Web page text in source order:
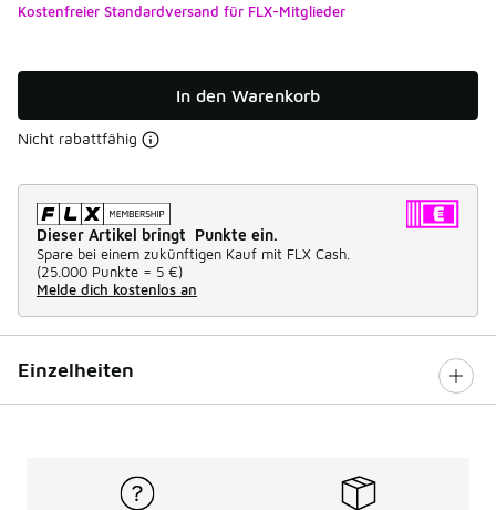
Kostenfreier Standardversand für FLX-Mitglieder
In den Warenkorb
Nicht rabattfähig
Dieser Artikel bringt Punkte ein.
Spare bei einem zukünftigen Kauf mit FLX Cash.
(25.000 Punkte = 5 €)
Melde dich kostenlos an
Einzelheiten